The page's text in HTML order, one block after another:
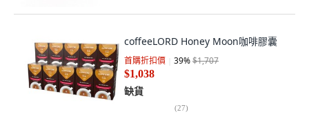
coffeeLORD Honey Moon咖啡膠囊
首購折扣價 39%$1,707
$1,038
缺貨
(27)